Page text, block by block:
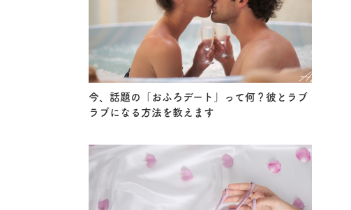
今、話題の「おふろデート」って何？彼とラブ
ラブになる方法を教えます